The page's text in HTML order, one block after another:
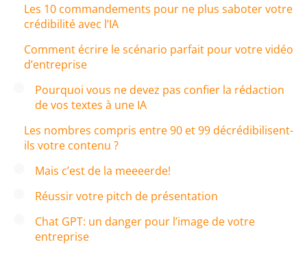
Les 10 commandements pour ne plus saboter votre
crédibilité avec l’IA
Comment écrire le scénario parfait pour votre vidéo
d’entreprise
Pourquoi vous ne devez pas confier la rédaction
de vos textes à une IA
Les nombres compris entre 90 et 99 décrédibilisent-
ils votre contenu ?
Mais c’est de la meeeerde!
Réussir votre pitch de présentation
Chat GPT: un danger pour l’image de votre
entreprise